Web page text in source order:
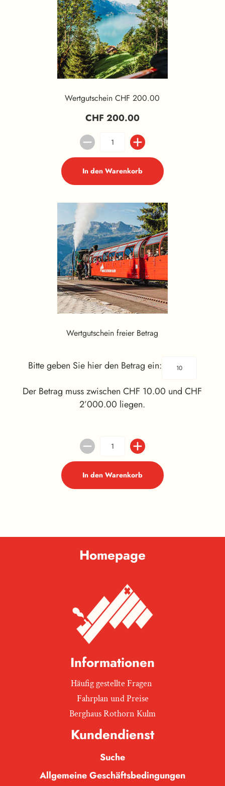
Wertgutschein CHF 200.00
CHF 200.00
In den Warenkorb
Wertgutschein freier Betrag
Bitte geben Sie hier den Betrag ein:
Der Betrag muss zwischen CHF 10.00 und CHF
2’000.00 liegen.
In den Warenkorb
Homepage
Informationen
Häufig gestellte Fragen
Fahrplan und Preise
Berghaus Rothorn Kulm
Kundendienst
Suche
Allgemeine Geschäftsbedingungen